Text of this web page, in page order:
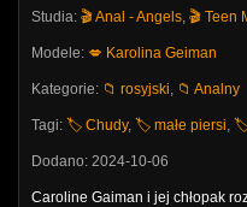
Studia: 🎬 Anal - Angels, 🎬 Teen
Modele: 💋 Karolina Geiman
Kategorie: 📁 rosyjski, 📁 Analny
Tagi: 🏷️ Chudy, 🏷️ małe piersi, 🏷️
Dodano: 2024-10-06
Caroline Gaiman i jej chłopak